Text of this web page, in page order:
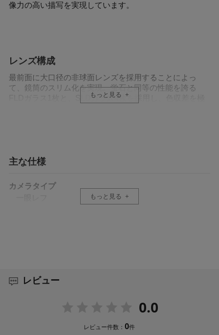
像力の高い描写を実現しています。
レンズ構成
最前面に大口径の非球面レンズを採用することによっ
て、鏡筒のスリム化を実現。蛍石と同等の性能を誇る
FLDガラス1枚と、SLDガラス4枚を採用し、色収差を極
特殊低分散ガラス
に結像点がずれる現象を色収差といいます。望遠系のレ
ンズで強く現れやすく、画質を悪化させる原因となって
います。これらの色収差を取り除くため、色による屈折
い特殊低分散ガラスを多くのレンズ製品に導入し、高性
SLD(Special Low Dispersion) ガラス、FLD(“F” Low
は、分散性が極めて小さく、異常分散性が高い「蛍石」
もっと見る
主な仕様
カメラタイプ
センサーフォーマット
もっと見る
レビュー
0.0
レビュー件数：0件